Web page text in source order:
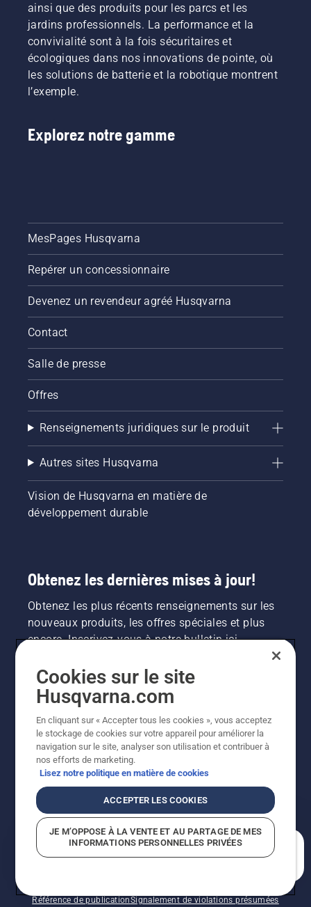
ainsi que des produits pour les parcs et les
jardins professionnels. La performance et la
convivialité sont à la fois sécuritaires et
écologiques dans nos innovations de pointe, où
les solutions de batterie et la robotique montrent
l’exemple.
Explorez notre gamme
MesPages Husqvarna
Repérer un concessionnaire
Devenez un revendeur agréé Husqvarna
Contact
Salle de presse
Offres
Renseignements juridiques sur le produit
Autres sites Husqvarna
Vision de Husqvarna en matière de
développement durable
Obtenez les dernières mises à jour!
Obtenez les plus récents renseignements sur les
nouveaux produits, les offres spéciales et plus
encore. Inscrivez-vous à notre bulletin ici.
INSCRIPTION À LA NEWSLETTER
l'amélioration continue, le produit peut légèrement
varier par rapport aux images, mais la fonctionnalité de
Référence de publicationSignalement de violations présumées
Cookies sur le site
Husqvarna.com
En cliquant sur « Accepter tous les cookies », vous acceptez
le stockage de cookies sur votre appareil pour améliorer la
navigation sur le site, analyser son utilisation et contribuer à
nos efforts de marketing.
Lisez notre politique en matière de cookies
ACCEPTER LES COOKIES
JE M’OPPOSE À LA VENTE ET AU PARTAGE DE MES
INFORMATIONS PERSONNELLES PRIVÉES
En quoi pouvons-nous vous aider?